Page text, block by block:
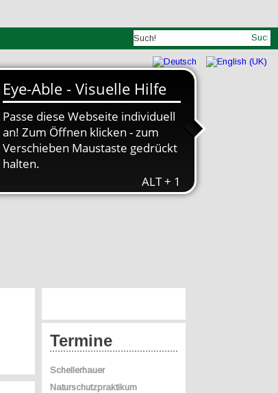
Termine
Schellerhauer
Naturschutzpraktikum